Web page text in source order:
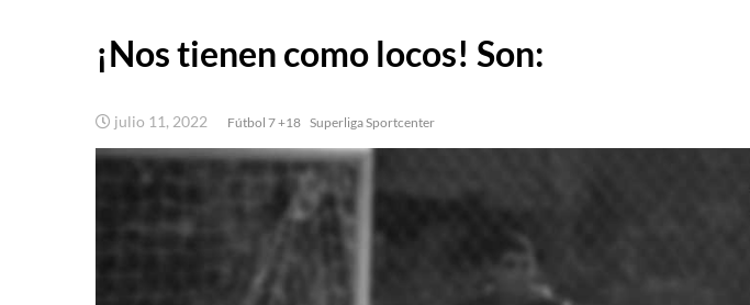
¡Nos tienen como locos! Son:
julio 11, 2022 Fútbol 7 +18 Superliga Sportcenter